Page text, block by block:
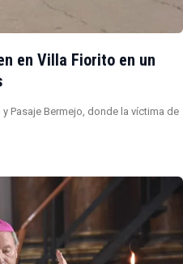
en Villa Fiorito en un
Pasaje Bermejo, donde la víctima de